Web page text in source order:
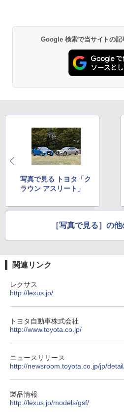
Google 検索で当サイトの記
写真で見る トヨタ「ク
ラウン アスリート」
［写真で見る］の
関連リンク
レクサス
http://lexus.jp/
トヨタ自動車株式会社
http://www.toyota.co.jp/
ニュースリリース
http://newsroom.toyota.co.jp/jp/
製品情報
http://lexus.jp/models/gsf/